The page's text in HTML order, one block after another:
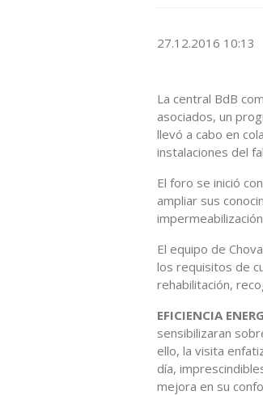
27.12.2016 10:13
La central BdB
asociados, un
llevó a cabo en
instalaciones del
El foro se inició
ampliar sus
El equipo de
los requisitos de
rehabilitación,
EFICIENCIA
sensibilizaran
ello, la visita
día,
mejora en su